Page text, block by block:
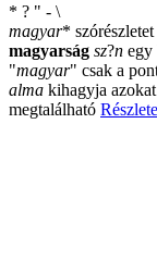
* ? " - \
magyar*
magyarság sz?n egy
"magyar" csak a
alma kihagyja
megtalálható